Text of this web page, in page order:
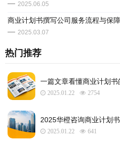
2025.06.05
商业计划书撰写公司服务流程与保障
2025.03.07
热门推荐
一篇文章看懂商业计划
2025.01.22 2754
2025华橙咨询商业计划
2025.01.22 641